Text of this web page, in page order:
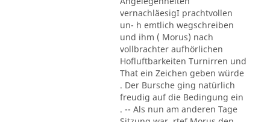
vernachläesigI prachtvollen
un- h emtlich wegschreiben
und ihm ( Morus) nach
vollbrachter aufhörlichen
Hofluftbarkeiten Turnirren und
That ein Zeichen geben würde
. Der Bursche ging natürlich
freudig auf die Bedingung ein
. -- Als nun am anderen Tage